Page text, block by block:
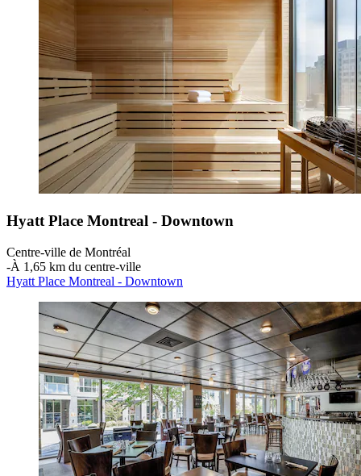
Hyatt Place Montreal - Downtown
Centre-ville de Montréal
‐À 1,65 km du centre-ville
Hyatt Place Montreal - Downtown